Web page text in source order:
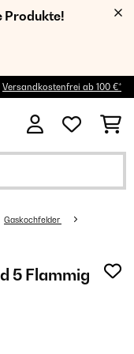
Produkte!
Versandkostenfrei ab 100 €*
Gaskochfelder
5 Flammig